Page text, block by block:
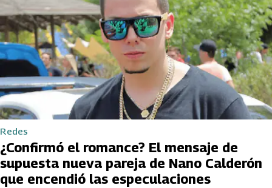
Redes
¿Confirmó el romance? El mensaje de
supuesta nueva pareja de Nano Calderón
que encendió las especulaciones